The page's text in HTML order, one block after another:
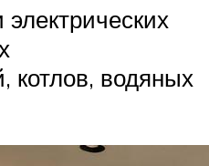
котлов, водяных